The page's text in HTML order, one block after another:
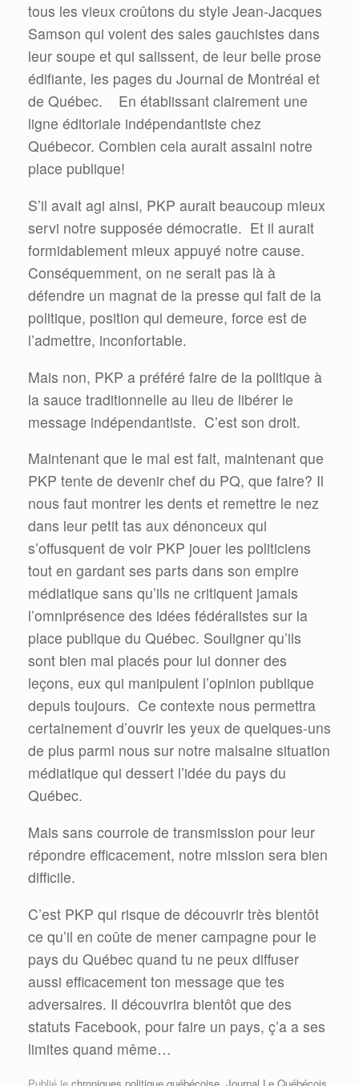
tous les vieux croûtons du style Jean-Jacques
Samson qui voient des sales gauchistes dans
leur soupe et qui salissent, de leur belle prose
édifiante, les pages du Journal de Montréal et
de Québec. En établissant clairement une
ligne éditoriale indépendantiste chez
Québecor. Combien cela aurait assaini notre
place publique!
S’il avait agi ainsi, PKP aurait beaucoup mieux
servi notre supposée démocratie. Et il aurait
formidablement mieux appuyé notre cause.
Conséquemment, on ne serait pas là à
défendre un magnat de la presse qui fait de la
politique, position qui demeure, force est de
l’admettre, inconfortable.
Mais non, PKP a préféré faire de la politique à
la sauce traditionnelle au lieu de libérer le
message indépendantiste. C’est son droit.
Maintenant que le mal est fait, maintenant que
PKP tente de devenir chef du PQ, que faire? Il
nous faut montrer les dents et remettre le nez
dans leur petit tas aux dénonceux qui
s’offusquent de voir PKP jouer les politiciens
tout en gardant ses parts dans son empire
médiatique sans qu’ils ne critiquent jamais
l’omniprésence des idées fédéralistes sur la
place publique du Québec. Souligner qu’ils
sont bien mal placés pour lui donner des
leçons, eux qui manipulent l’opinion publique
depuis toujours. Ce contexte nous permettra
certainement d’ouvrir les yeux de quelques-uns
de plus parmi nous sur notre malsaine situation
médiatique qui dessert l’idée du pays du
Québec.
Mais sans courroie de transmission pour leur
répondre efficacement, notre mission sera bien
difficile.
C’est PKP qui risque de découvrir très bientôt
ce qu’il en coûte de mener campagne pour le
pays du Québec quand tu ne peux diffuser
aussi efficacement ton message que tes
adversaires. Il découvrira bientôt que des
statuts Facebook, pour faire un pays, ç’a a ses
limites quand même…